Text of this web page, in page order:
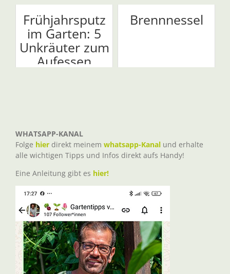
Frühjahrsputz
im Garten: 5
Unkräuter zum
Aufessen
Brennnessel
WHATSAPP-KANAL
Folge hier direkt meinem whatsapp-Kanal und erhalte
alle wichtigen Tipps und Infos direkt aufs Handy!
Eine Anleitung gibt es hier!